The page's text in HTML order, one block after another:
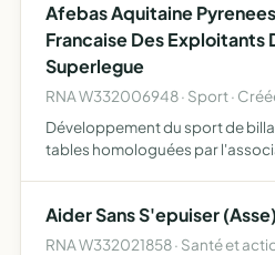
Afebas Aquitaine
Francaise Des Exploitants
Superlegue
RNA W332006948 · Sport ·
Développement du sport de
tables homologuées par
rapportant a…
Aider Sans S'epuiser (Asse)
RNA W332021858 · Santé et